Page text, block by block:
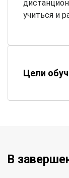
учиться и
Цели
В